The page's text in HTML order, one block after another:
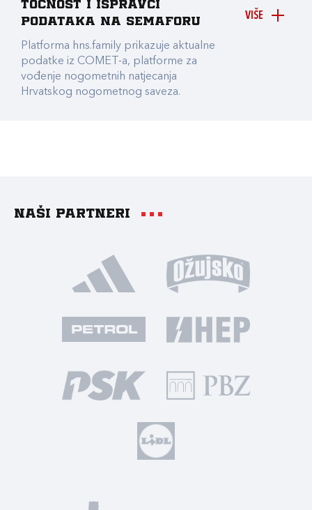
VIŠE
točnost i ispravci
podataka na Semaforu
Platforma hns.family prikazuje aktualne
podatke iz COMET-a, platforme za
vođenje nogometnih natjecanja
Hrvatskog nogometnog saveza.
Naši partneri